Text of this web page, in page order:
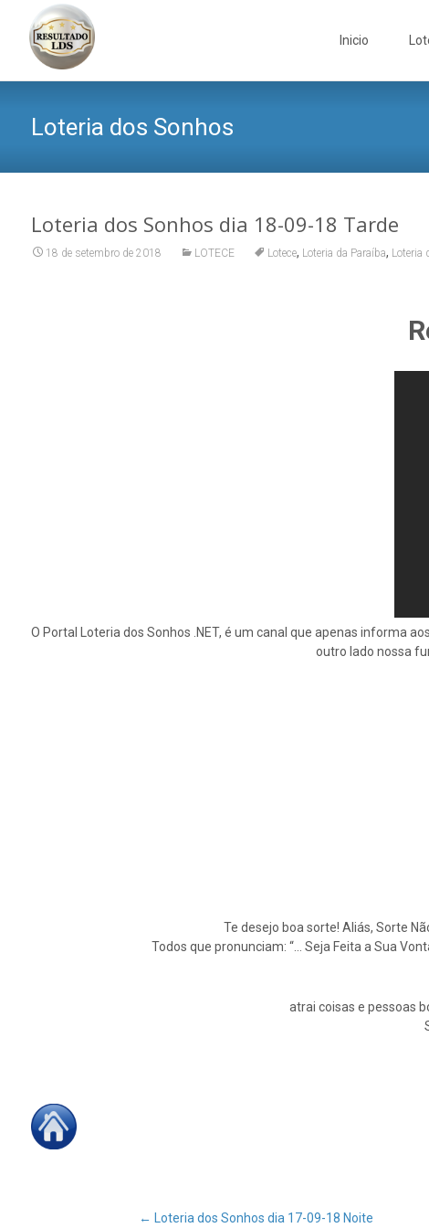
Inicio
Loteria dos Sonhos
Loteria dos Sonhos dia 18-09-18 Tarde
18 de setembro de 2018 LOTECE Lotece, Loteria da Paraíba, Loteria
O Portal Loteria dos Sonhos .NET, é um canal que apenas informa
outro lado nossa
Te desejo boa sorte! Aliás, Sorte
Todos que pronunciam: “… Seja Feita a Sua
atrai coisas e pessoas
← Loteria dos Sonhos dia 17-09-18 Noite